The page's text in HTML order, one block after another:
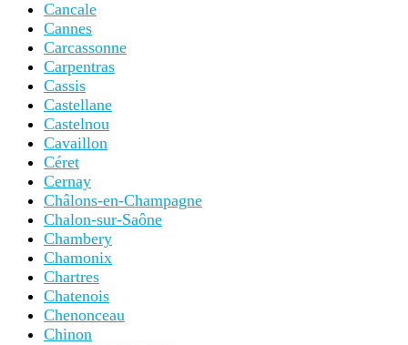
Cancale
Cannes
Carcassonne
Carpentras
Cassis
Castellane
Castelnou
Cavaillon
Céret
Cernay
Châlons-en-Champagne
Chalon-sur-Saône
Chambery
Chamonix
Chartres
Chatenois
Chenonceau
Chinon